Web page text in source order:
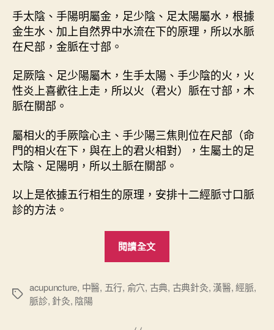
手太陰、手陽明屬金，足少陰、足太陽屬水，根據
金生水、加上自然界中水流在下的原理，所以水脈
在尺部，金脈在寸部。
足厥陰、足少陽屬木，生手太陽、手少陰的火，火
性炎上喜歡往上走，所以火（君火）脈在寸部，木
脈在關部。
屬相火的手厥陰心主、手少陽三焦則位在尺部（命
門的相火在下，與在上的君火相對），生屬土的足
太陰、足陽明，所以土脈在關部。
以上是依據五行相生的原理，安排十二經脈寸口脈
診的方法。
閱讀全文
心
標
acupuncture, 中醫, 五行, 俞穴, 古典, 古典針灸, 漢醫,經脈,
脈診, 針灸, 陰陽